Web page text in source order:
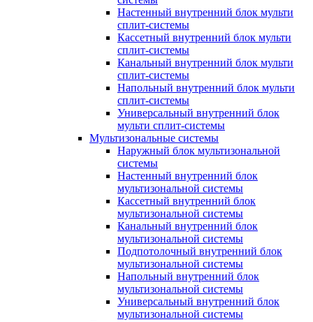
Настенный внутренний блок мульти
сплит-системы
Кассетный внутренний блок мульти
сплит-системы
Канальный внутренний блок мульти
сплит-системы
Напольный внутренний блок мульти
сплит-системы
Универсальный внутренний блок
мульти сплит-системы
Мультизональные системы
Наружный блок мультизональной
системы
Настенный внутренний блок
мультизональной системы
Кассетный внутренний блок
мультизональной системы
Канальный внутренний блок
мультизональной системы
Подпотолочный внутренний блок
мультизональной системы
Напольный внутренний блок
мультизональной системы
Универсальный внутренний блок
мультизональной системы